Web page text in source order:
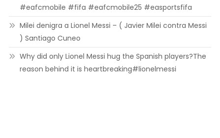
#eafcmobile #fifa #eafcmobile25 #easportsfifa
Milei denigra a Lionel Messi – ( Javier Milei contra Messi
) Santiago Cuneo
Why did only Lionel Messi hug the Spanish players?The
reason behind it is heartbreaking#lionelmessi